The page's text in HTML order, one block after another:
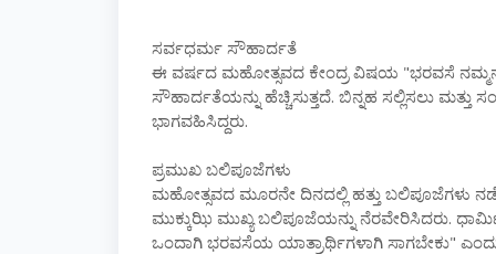
ಸರ್ವಧರ್ಮ ಸೌಹಾರ್ದತೆ
ಈ ವರ್ಷದ ಮಹೋತ್ಸವದ ಕೇಂದ್ರ ವಿಷಯ "ಭರವಸೆ
ಸೌಹಾರ್ದತೆಯನ್ನು ಹೆಚ್ಚಿಸುತ್ತದೆ. ಬಿನ್ನಹ ಸಲ್ಲಿಸಲು ಮತ್ತು
ಭಾಗವಹಿಸಿದ್ದರು.
ಪ್ರಮುಖ ಬಲಿಪೂಜೆಗಳು
ಮಹೋತ್ಸವದ ಮೂರನೇ ದಿನದಲ್ಲಿ ಹತ್ತು ಬಲಿಪೂಜೆಗಳು
ಮುಕ್ಕುಝಿ ಮುಖ್ಯ ಬಲಿಪೂಜೆಯನ್ನು ನೆರವೇರಿಸಿದರು.
ಒಂದಾಗಿ ಭರವಸೆಯ ಯಾತ್ರಾರ್ಥಿಗಳಾಗಿ ಸಾಗಬೇಕು"